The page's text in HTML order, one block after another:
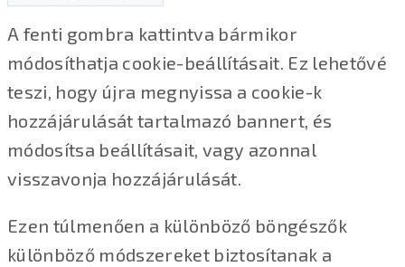
A fenti gombra kattintva bármikor
módosíthatja cookie-beállításait. Ez lehetővé
teszi, hogy újra megnyissa a cookie-k
hozzájárulását tartalmazó bannert, és
módosítsa beállításait, vagy azonnal
visszavonja hozzájárulását.
Ezen túlmenően a különböző böngészők
különböző módszereket biztosítanak a